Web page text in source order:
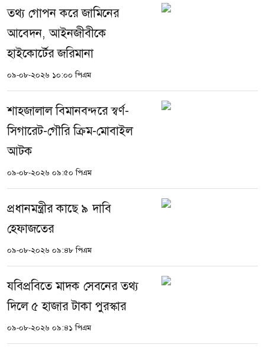
তথ্য গোপন করে জামিনের
আবেদন, আইনজীবীকে
হাইকোর্টের জরিমানা
০৯-০৮-২০২৬ ১০:০০ পিএম
শাহজালাল বিমানবন্দরে স্বর্ণ-
সিগারেট-গৌরি ক্রিম-মোবাইল
আটক
০৯-০৮-২০২৬ ০৯:৫০ পিএম
প্রধানমন্ত্রীর কাছে ৯ দাবি
হেফাজতের
০৯-০৮-২০২৬ ০৯:৪৮ পিএম
যবিপ্রবিতে মাদক সেবনের তথ্য
দিলে ৫ হাজার টাকা পুরস্কার
০৯-০৮-২০২৬ ০৯:৪১ পিএম